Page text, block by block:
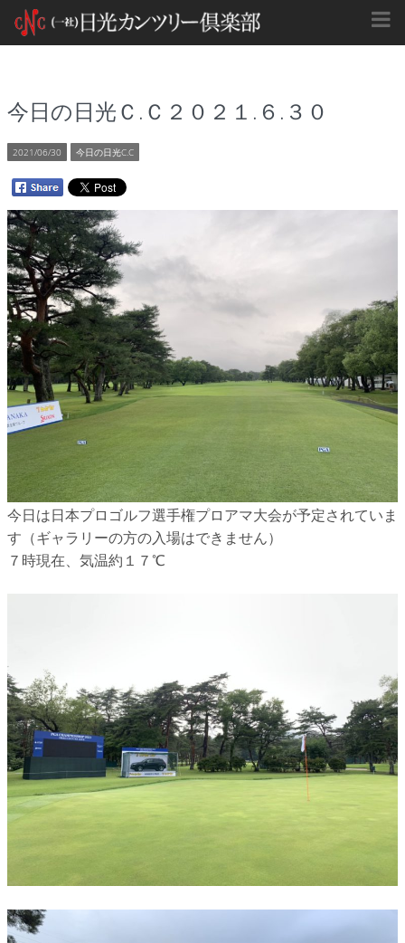
今日の日光Ｃ.Ｃ２０２１.６.３０
2021/06/30 今日の日光C.C
今日は日本プロゴルフ選手権プロアマ大会が予定されていま
す（ギャラリーの方の入場はできません）
７時現在、気温約１７℃